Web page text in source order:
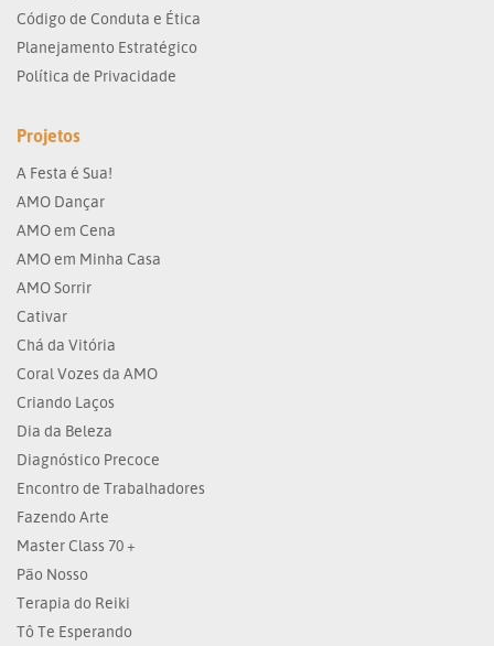
Código de Conduta e Ética
Planejamento Estratégico
Política de Privacidade
Projetos
A Festa é Sua!
AMO Dançar
AMO em Cena
AMO em Minha Casa
AMO Sorrir
Cativar
Chá da Vitória
Coral Vozes da AMO
Criando Laços
Dia da Beleza
Diagnóstico Precoce
Encontro de Trabalhadores
Fazendo Arte
Master Class 70 +
Pão Nosso
Terapia do Reiki
Tô Te Esperando